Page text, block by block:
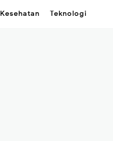
Kesehatan Teknologi